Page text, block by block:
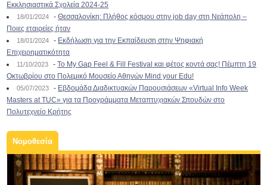
Εκκλησιαστικά Σχολεία 2024-25
18/01/2024 -Θεσσαλονίκη: Πλήθος κόσμου στην job day στη Νεάπολη –
Ποιες εταιρείες ήταν
18/01/2024 - Εκδήλωση για την Εκπαίδευση στην Ψηφιακή
Επιχειρηματικότητα
11/10/2023 -To My Gap Feel & Fill Festival και φέτος κοντά σας! Πέμπτη 19
Οκτωβρίου στο Πολεμικό Μουσείο Αθηνών Mind your Edu!
05/07/2023 - Εβδομάδα Διαδικτυακών Παρουσιάσεων «Virtual Info Week
Masters at TUC» για τα Προγράμματα Μεταπτυχιακών Σπουδών στο
Πολυτεχνείο Κρήτης
Νομοθεσία